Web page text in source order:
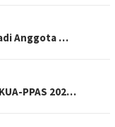
Anggota …
PPAS 202…